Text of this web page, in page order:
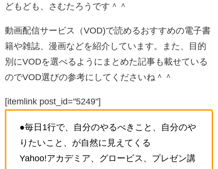
どもども、さむたろうです＾＾
動画配信サービス（VOD)で読めるおすすめの電子書
籍や雑誌、漫画などを紹介しています。また、目的
別にVODを選べるようにまとめた記事も載せている
のでVOD選びの参考にしてくださいね＾＾
[itemlink post_id="5249"]
●毎日1行で、自分のやるべきこと、自分のや
りたいこと、が自然に見えてくる
Yahoo!アカデミア、グロービス、プレゼン講